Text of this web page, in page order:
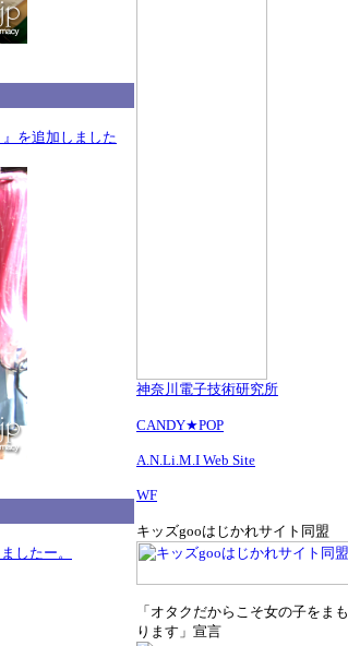
を追加しました
したー。
神奈川電子技術研究所
CANDY★POP
A.N.Li.M.I Web Site
WF
キッズgooはじかれサイト同盟
「オタクだからこそ女の子をまも
ります」宣言